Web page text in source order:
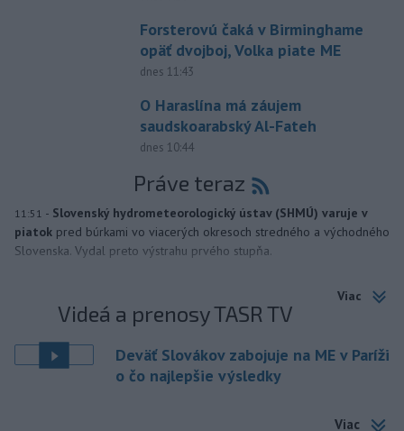
Forsterovú čaká v Birminghame
opäť dvojboj, Volka piate ME
dnes 11:43
O Haraslína má záujem
saudskoarabský Al-Fateh
dnes 10:44
Práve teraz
11:51 - Slovenský hydrometeorologický ústav (SHMÚ) varuje v
piatok pred búrkami vo viacerých okresoch stredného a východného
Slovenska. Vydal preto výstrahu prvého stupňa.
Viac
Videá a prenosy TASR TV
Deväť Slovákov zabojuje na ME v Paríži
o čo najlepšie výsledky
Viac